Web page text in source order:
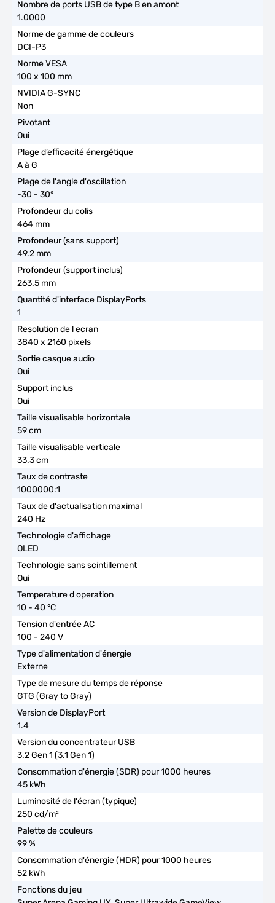
1.0000
DCI-P3
100 x 100 mm
Non
Oui
A à G
-30 - 30°
464 mm
49.2 mm
263.5 mm
1
3840 x 2160 pixels
Oui
Oui
59 cm
33.3 cm
1000000:1
240 Hz
OLED
Oui
10 - 40 °C
100 - 240 V
Externe
GTG (Gray to Gray)
1.4
3.2 Gen 1 (3.1 Gen 1)
45 kWh
250 cd/m²
99 %
52 kWh